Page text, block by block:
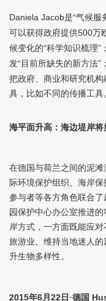
Daniela Jacob是“气候服
可以获得政府提供500万
候变化的“科学知识梳理”；
发“目前所缺失的新方法”；
把政府、商业和研究机
具，比如不同的传播工具。
海平面升高：海边堤岸将
在德国与荷兰之间的泥
际环境保护组织、海岸
参与者等各方角色联合了
园保护中心办公室推进
岸方式，一方面既能应
旅游业、维持当地迷人
升生物多样性。
2015年6 月 22 日·德国